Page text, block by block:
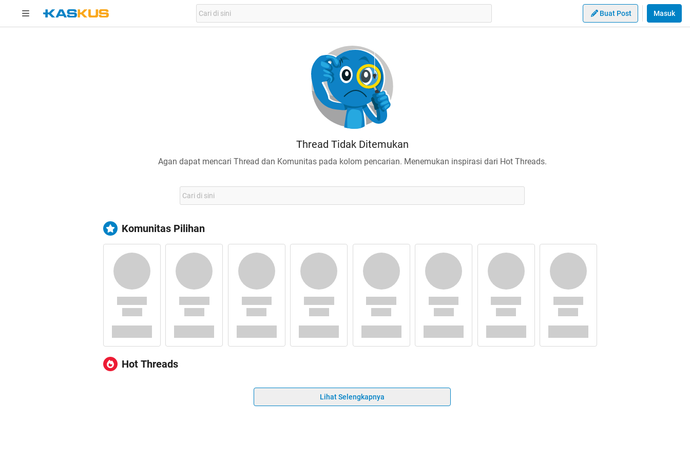
Buat Post Masuk
Thread Tidak Ditemukan
Agan dapat mencari Thread dan Komunitas pada kolom pencarian. Menemukan inspirasi dari Hot Threads.
Komunitas Pilihan
Hot Threads
Lihat Selengkapnya